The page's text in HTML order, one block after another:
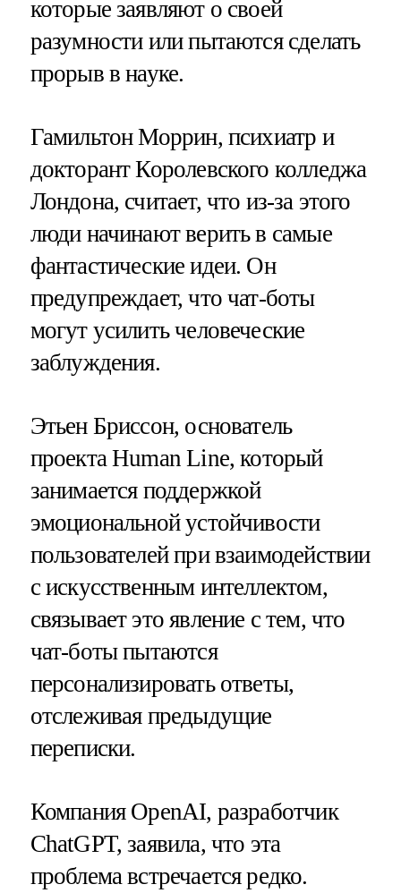
которые заявляют о своей
разумности или пытаются сделать
прорыв в науке.
Гамильтон Моррин, психиатр и
докторант Королевского колледжа
Лондона, считает, что из-за этого
люди начинают верить в самые
фантастические идеи. Он
предупреждает, что чат-боты
могут усилить человеческие
заблуждения.
Этьен Бриссон, основатель
проекта Human Line, который
занимается поддержкой
эмоциональной устойчивости
пользователей при взаимодействии
с искусственным интеллектом,
связывает это явление с тем, что
чат-боты пытаются
персонализировать ответы,
отслеживая предыдущие
переписки.
Компания OpenAI, разработчик
ChatGPT, заявила, что эта
проблема встречается редко.